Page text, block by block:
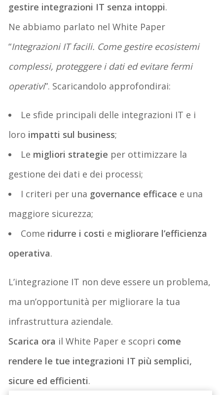
gestire integrazioni IT senza intoppi.
Ne abbiamo parlato nel White Paper
“Integrazioni IT facili. Come gestire ecosistemi
complessi, proteggere i dati ed evitare fermi
operativi”. Scaricandolo approfondirai:
Le sfide principali delle integrazioni IT e i
loro impatti sul business;
Le migliori strategie per ottimizzare la
gestione dei dati e dei processi;
I criteri per una governance efficace e una
maggiore sicurezza;
Come ridurre i costi e migliorare l’efficienza
operativa.
L’integrazione IT non deve essere un problema,
ma un’opportunità per migliorare la tua
infrastruttura aziendale.
Scarica ora il White Paper e scopri come
rendere le tue integrazioni IT più semplici,
sicure ed efficienti.